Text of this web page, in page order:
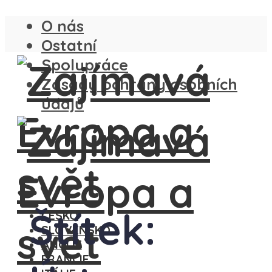
O nás
Ostatní
Spolupráce
Zásady ochrany osobních
údajů
ČESKO
SLOVENSKO
ANGLIE
FRANCIE
Štítek: